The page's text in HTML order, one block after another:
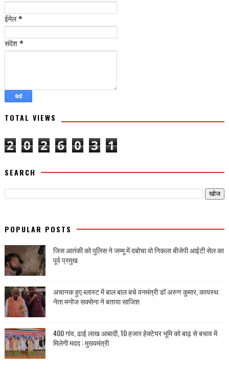
ईमेल*
संदेश *
TOTAL VIEWS
2 0 2 6 0 3 1
SEARCH
POPULAR POSTS
जिस आतंकी को पुलिस ने जम्मू में दबोचा वो निकला बीजेपी आईटी सेल का
पूर्व प्रमुख
अचानक हुए ब्लास्ट में बाल बाल बचे वनमंत्री डॉ अरुण कुमार, कायस्थ
नेता मनोज सक्सेना ने बताया साजिश
400 गांव, ढाई लाख आबादी, 10 हजार हेक्टेयर भूमि को बाढ़ से बचाव में
मिलेगी मदद : मुख्यमंत्री